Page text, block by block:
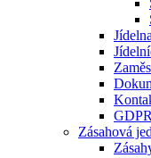
Jídelna
GDPR
Zásahová